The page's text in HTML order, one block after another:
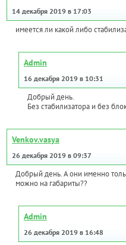
14 декабря 2019 в 17:03
имеется ли какой либо
Admin
16 декабря 2019 в 10:31
Добрый день.
Без стабилизатора и без
Venkov.vasya
26 декабря 2019 в 09:37
Добрый день. А они именно
можно на габариты??
Admin
26 декабря 2019 в 16:48